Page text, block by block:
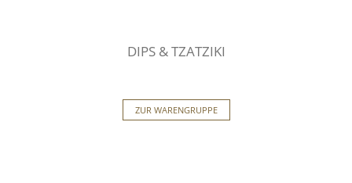
DIPS & TZATZIKI
ZUR WARENGRUPPE